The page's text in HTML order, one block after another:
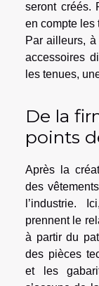
seront créés.
en compte les
Par ailleurs,
accessoires
les tenues,
De la
points
Après la
des
l’industrie.
prennent le
à partir du
des pièces
et les